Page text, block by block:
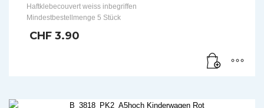
Haftklebecouvert weiss inbegriffen
Mindestbestellmenge 5 Stück
CHF 3.90